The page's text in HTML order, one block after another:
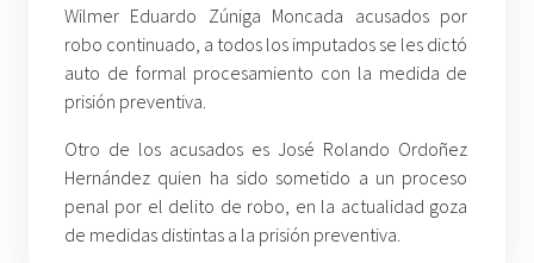
Wilmer Eduardo Zúniga Moncada acusados por
robo continuado, a todos los imputados se les dictó
auto de formal procesamiento con la medida de
prisión preventiva.
Otro de los acusados es José Rolando Ordoñez
Hernández quien ha sido sometido a un proceso
penal por el delito de robo, en la actualidad goza
de medidas distintas a la prisión preventiva.